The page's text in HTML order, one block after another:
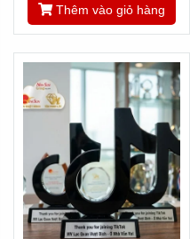
Thêm vào giỏ hàng